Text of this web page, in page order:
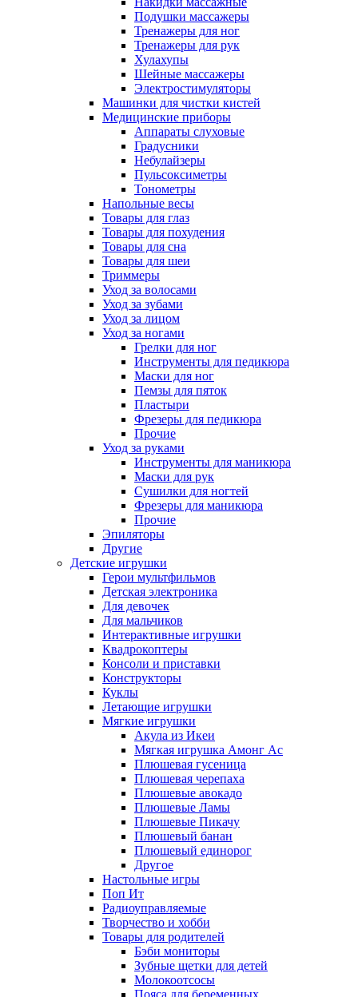
Подушки массажеры
Тренажеры для ног
Тренажеры для рук
Хулахупы
Шейные массажеры
Электростимуляторы
Машинки для чистки кистей
Медицинские приборы
Аппараты слуховые
Градусники
Небулайзеры
Пульсоксиметры
Тонометры
Напольные весы
Товары для глаз
Товары для похудения
Товары для сна
Товары для шеи
Триммеры
Уход за волосами
Уход за зубами
Уход за лицом
Уход за ногами
Грелки для ног
Инструменты для педикюра
Маски для ног
Пемзы для пяток
Пластыри
Фрезеры для педикюра
Прочие
Уход за руками
Инструменты для маникюра
Маски для рук
Сушилки для ногтей
Фрезеры для маникюра
Прочие
Эпиляторы
Другие
Детские игрушки
Герои мультфильмов
Детская электроника
Для девочек
Для мальчиков
Интерактивные игрушки
Квадрокоптеры
Консоли и приставки
Конструкторы
Куклы
Летающие игрушки
Мягкие игрушки
Акула из Икеи
Мягкая игрушка Амонг Ас
Плюшевая гусеница
Плюшевая черепаха
Плюшевые авокадо
Плюшевые Ламы
Плюшевые Пикачу
Плюшевый банан
Плюшевый единорог
Другое
Настольные игры
Поп Ит
Радиоуправляемые
Творчество и хобби
Товары для родителей
Бэби мониторы
Зубные щетки для детей
Молокоотсосы
Пояса для беременных